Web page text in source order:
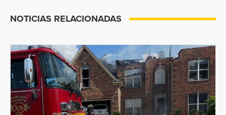
NOTICIAS RELACIONADAS